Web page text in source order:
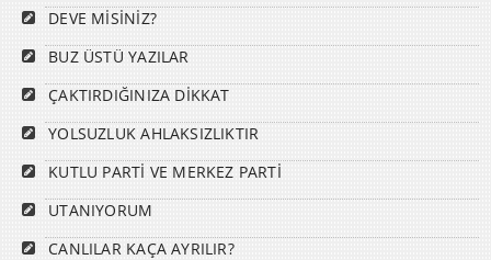
DEVE MİSİNİZ?
BUZ ÜSTÜ YAZILAR
ÇAKTIRDIĞINIZA DİKKAT
YOLSUZLUK AHLAKSIZLIKTIR
KUTLU PARTİ VE MERKEZ PARTİ
UTANIYORUM
CANLILAR KAÇA AYRILIR?